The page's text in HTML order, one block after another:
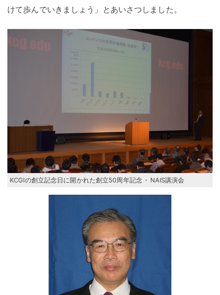
けて歩んでいきましょう」とあいさつしました。
KCGIの創立記念日に開かれた創立50周年記念 ・ NAIS講演会